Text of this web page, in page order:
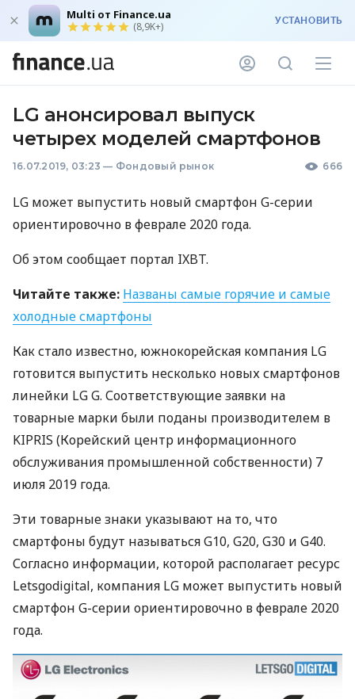
Multi от Finance.ua
(8,9K+) УСТАНОВИТЬ
LG анонсировал выпуск
четырех моделей смартфонов
16.07.2019, 03:23 — Фондовый рынок 666
LG может выпустить новый смартфон G-серии
ориентировочно в феврале 2020 года.
Об этом сообщает портал IXBT.
Читайте также: Названы самые горячие и самые
холодные смартфоны
Как стало известно, южнокорейская компания LG
готовится выпустить несколько новых смартфонов
линейки LG G. Соответствующие заявки на
товарные марки были поданы производителем в
KIPRIS (Корейский центр информационного
обслуживания промышленной собственности) 7
июля 2019 года.
Эти товарные знаки указывают на то, что
смартфоны будут называться G10, G20, G30 и G40.
Согласно информации, которой располагает ресурс
Letsgodigital, компания LG может выпустить новый
смартфон G-серии ориентировочно в феврале 2020
года.